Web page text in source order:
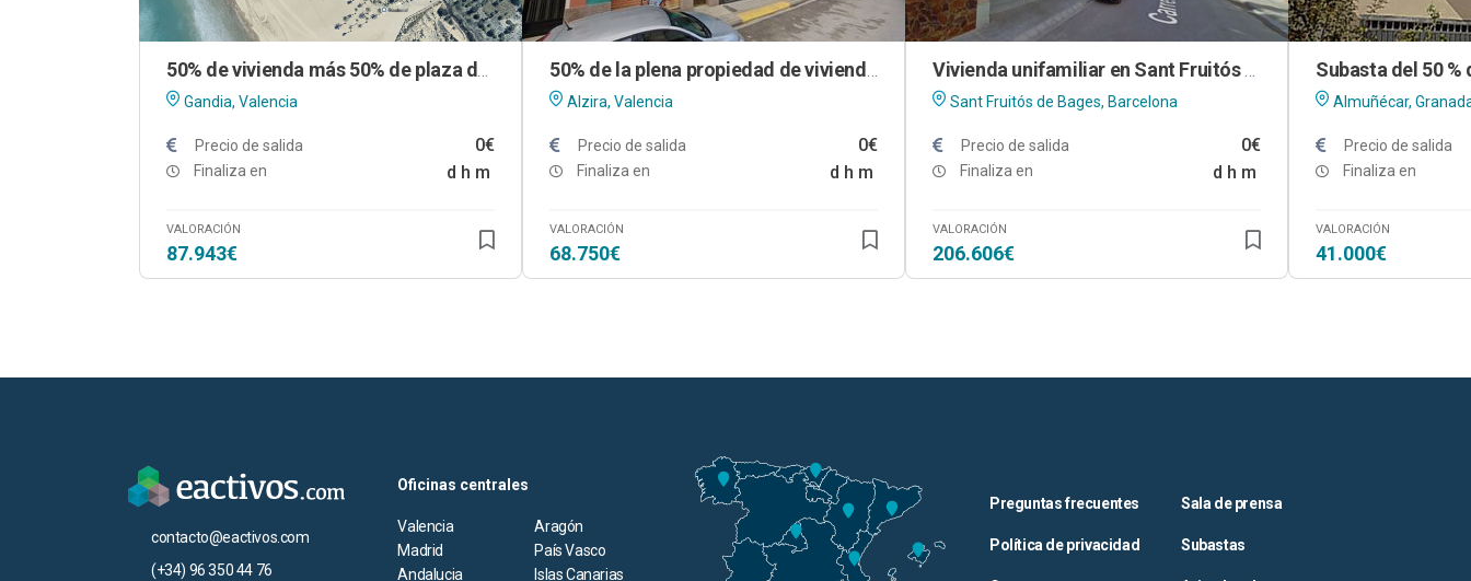
Gandia, Valencia
Precio de salida 0€
Finaliza en d h m
VALORACIÓN
87.943€
Alzira, Valencia
Precio de salida 0€
Finaliza en d h m
VALORACIÓN
68.750€
Sant Fruitós de Bages, Barcelona
Precio de salida 0€
Finaliza en d h m
VALORACIÓN
206.606€
Almuñécar,
Precio de salida
Finaliza en
VALORACIÓN
41.000€
contacto@eactivos.com
(+34) 96 350 44 76
Oficinas centrales
Valencia
Aragón
Madrid
País Vasco
Andalucia
Islas Canarias
Preguntas frecuentes Sala de prensa
Política de privacidad Subastas